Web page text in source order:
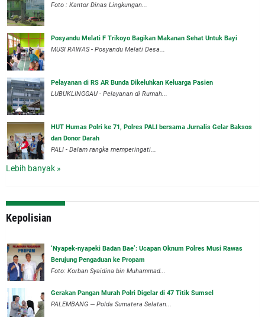
Foto : Kantor Dinas Lingkungan...
Posyandu Melati F Trikoyo Bagikan Makanan Sehat Untuk Bayi
MUSI RAWAS - Posyandu Melati Desa...
Pelayanan di RS AR Bunda Dikeluhkan Keluarga Pasien
LUBUKLINGGAU - Pelayanan di Rumah...
HUT Humas Polri ke 71, Polres PALI bersama Jurnalis Gelar Baksos
dan Donor Darah
PALI - Dalam rangka memperingati...
Lebih banyak »
Kepolisian
‘Nyapek-nyapeki Badan Bae’: Ucapan Oknum Polres Musi Rawas
Berujung Pengaduan ke Propam
Foto: Korban Syaidina bin Muhammad...
Gerakan Pangan Murah Polri Digelar di 47 Titik Sumsel
PALEMBANG — Polda Sumatera Selatan...